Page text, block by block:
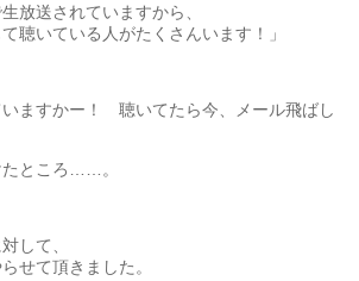
放送されていますから、
聴いている人がたくさんいます！」
いますかー！ 聴いてたら今、メール飛ばし
たところ……。
して、
せて頂きました。